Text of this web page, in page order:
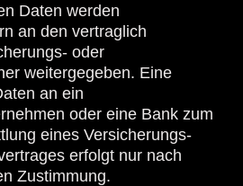
Daten werden
an den vertraglich
oder
weitergegeben. Eine
an ein
oder eine Bank zum
eines Versicherungs-
erfolgt nur nach
Zustimmung.